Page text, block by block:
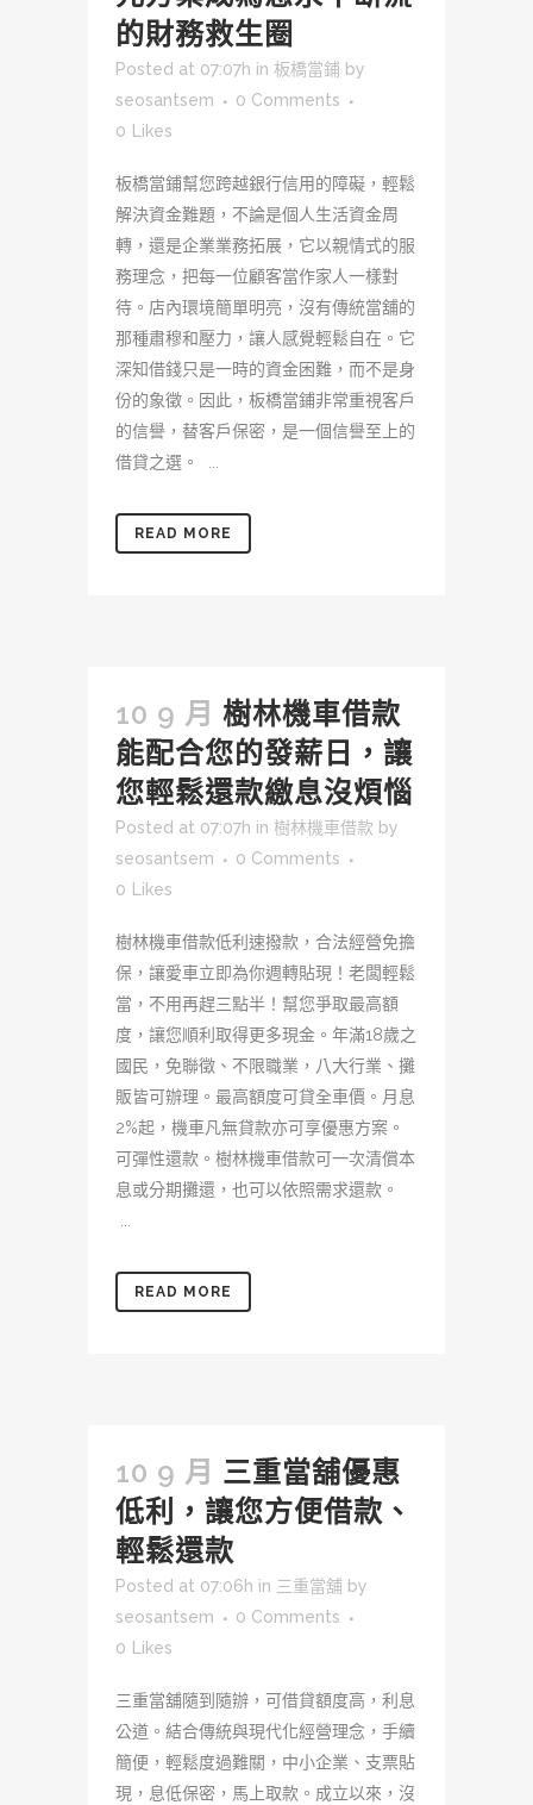
的財務救生圈
Posted at 07:07h in 板橋當鋪 by
seosantsem
0 Comments
0 Likes
板橋當鋪幫您跨越銀行信用的障礙，輕鬆
解決資金難題，不論是個人生活資金周
轉，還是企業業務拓展，它以親情式的服
務理念，把每一位顧客當作家人一樣對
待。店內環境簡單明亮，沒有傳統當舖的
那種肅穆和壓力，讓人感覺輕鬆自在。它
深知借錢只是一時的資金困難，而不是身
份的象徵。因此，板橋當鋪非常重視客戶
的信譽，替客戶保密，是一個信譽至上的
借貸之選。 ...
READ MORE
10 9 月 樹林機車借款
能配合您的發薪日，讓
您輕鬆還款繳息沒煩惱
Posted at 07:07h in 樹林機車借款 by
seosantsem
0 Comments
0 Likes
樹林機車借款低利速撥款，合法經營免擔
保，讓愛車立即為你週轉貼現！老闆輕鬆
當，不用再趕三點半！幫您爭取最高額
度，讓您順利取得更多現金。年滿18歲之
國民，免聯徵、不限職業，八大行業、攤
販皆可辦理。最高額度可貸全車價。月息
2%起，機車凡無貸款亦可享優惠方案。
可彈性還款。樹林機車借款可一次清償本
息或分期攤還，也可以依照需求還款。
...
READ MORE
10 9 月 三重當舖優惠
低利，讓您方便借款、
輕鬆還款
Posted at 07:06h in 三重當舖 by
seosantsem
0 Comments
0 Likes
三重當舖隨到隨辦，可借貸額度高，利息
公道。結合傳統與現代化經營理念，手續
簡便，輕鬆度過難關，中小企業、支票貼
現，息低保密，馬上取款。成立以來，沒